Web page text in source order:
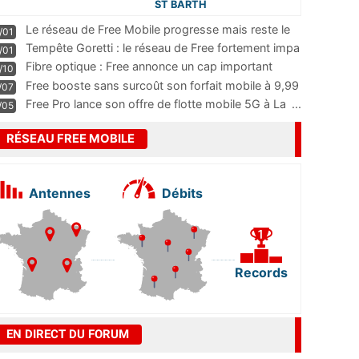
ST BARTH
Le réseau de Free Mobile progresse mais reste le
m
...
Tempête Goretti : le réseau de Free fortement impa
Fibre optique : Free annonce un cap important
pass
...
Free booste sans surcoût son forfait mobile à 9,99
Free Pro lance son offre de flotte mobile 5G à La ...
RÉSEAU FREE MOBILE
Antennes Débits
Records
EN DIRECT DU FORUM